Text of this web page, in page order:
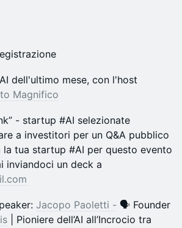
dell'ultimo mese, con l'host
Magnifico
- startup #AI selezionate
a investitori per un Q&A pubblico
la tua startup #AI per questo evento
inviandoci un deck a
Jacopo Paoletti - 🗣️ Founder
| Pioniere dell’AI all’Incrocio tra